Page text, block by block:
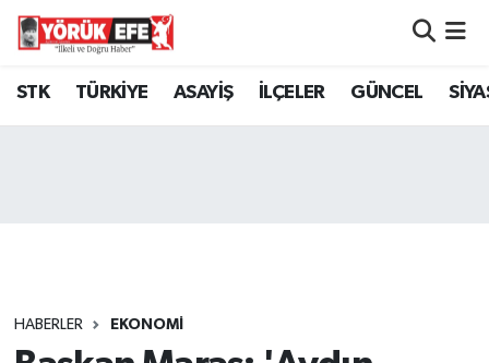
STK TÜRKİYE ASAYİŞ İLÇELER GÜNCEL
HABERLER EKONOMİ
Aydın Nöbetçi Eczaneler